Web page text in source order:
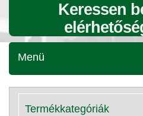
Keressen
Menü
Termékkategóriák